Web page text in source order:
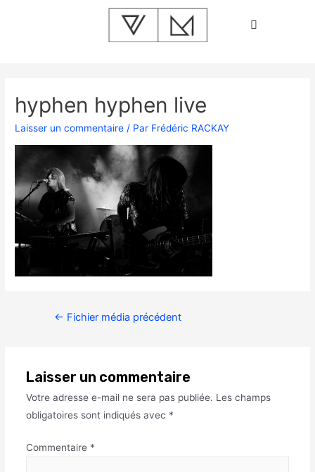
hyphen hyphen live
Laisser un commentaire / Par Frédéric RACKAY
← Fichier média précédent
Laisser un commentaire
Votre adresse e-mail ne sera pas publiée. Les champs
obligatoires sont indiqués avec *
Commentaire *